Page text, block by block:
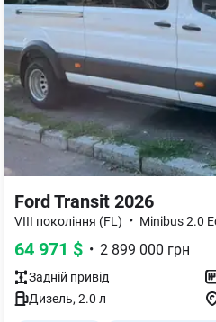
Ford Transit 2026
VIII покоління (FL) • Minibus 2.0
64 971 $ • 2 899 000 грн
Задній привід
Дизель, 2.0 л